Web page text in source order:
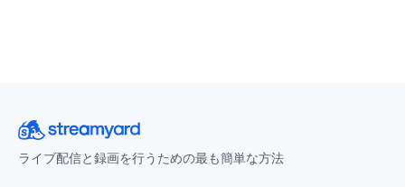
ライブ配信と録画を行うための最も簡単な方法